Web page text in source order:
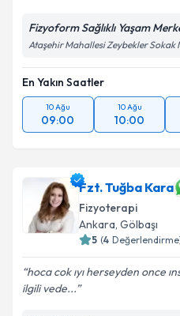
Fizyoform Sağlıklı Yaşam
Ataşehir Mahallesi Zeybekler Sokak
En Yakın Saatler
10 Ağu
09:00
10 Ağu
10:00
Fzt. Tuğba Kara
Fizyoterapi
Ankara, Gölbaşı
5 (4
hoca cok ıyı herseyden once
ilgili vede...